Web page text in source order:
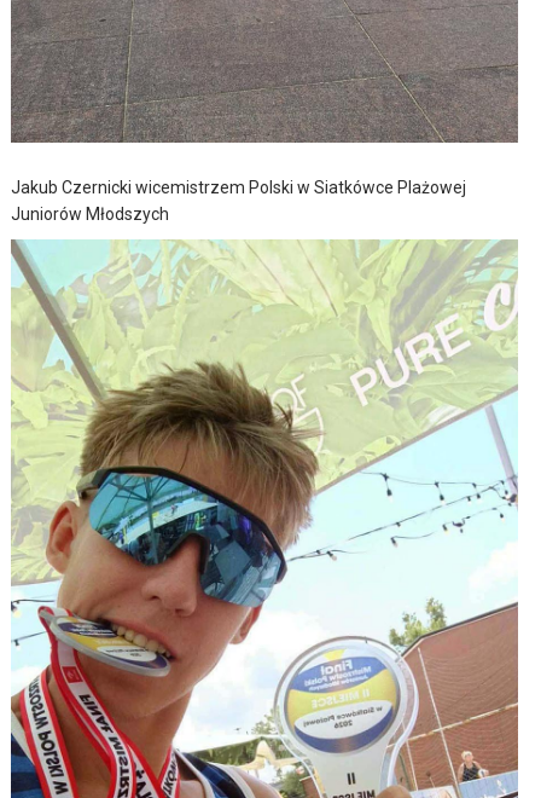
Jakub Czernicki wicemistrzem Polski w Siatkówce Plażowej
Juniorów Młodszych